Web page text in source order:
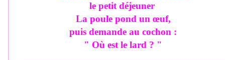
le petit déjeuner
La poule pond un œuf,
puis demande au cochon :
" Où est le lard ? "